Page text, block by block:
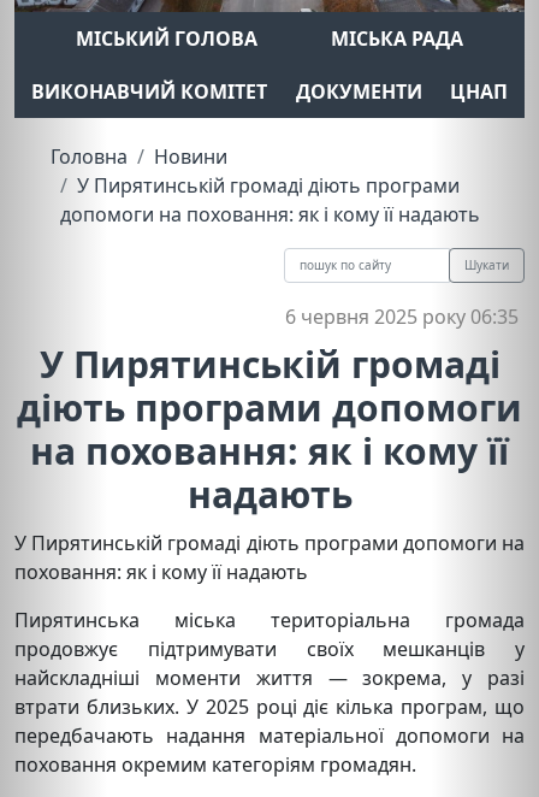
МІСЬКИЙ ГОЛОВА
МІСЬКА РАДА
ВИКОНАВЧИЙ КОМІТЕТ
ДОКУМЕНТИ ЦНАП
Головна
Новини
У Пирятинській громаді діють програми
допомоги на поховання: як і кому її надають
Шукати
6 червня 2025 року 06:35
У Пирятинській громаді
діють програми допомоги
на поховання: як і кому її
надають
У Пирятинській громаді діють програми допомоги на
поховання: як і кому її надають
Пирятинська міська територіальна громада
продовжує підтримувати своїх мешканців у
найскладніші моменти життя — зокрема, у разі
втрати близьких. У 2025 році діє кілька програм, що
передбачають надання матеріальної допомоги на
поховання окремим категоріям громадян.